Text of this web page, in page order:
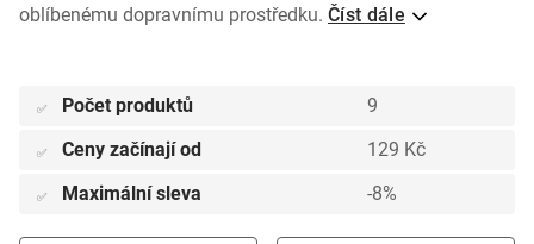
oblíbenému dopravnímu prostředku. Číst dále
✅ Počet produktů 9
✅ Ceny začínají od 129 Kč
✅ Maximální sleva -8%